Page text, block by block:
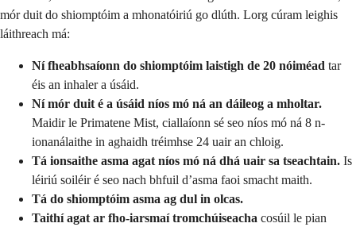
mór duit do shiomptóim a mhonatóiriú go dlúth. Lorg cúram leighis
láithreach má:
Ní fheabhsaíonn do shiomptóim laistigh de 20 nóiméad tar
éis an inhaler a úsáid.
Ní mór duit é a úsáid níos mó ná an dáileog a mholtar.
Maidir le Primatene Mist, ciallaíonn sé seo níos mó ná 8 n-
ionanálaithe in aghaidh tréimhse 24 uair an chloig.
Tá ionsaithe asma agat níos mó ná dhá uair sa tseachtain. Is
léiriú soiléir é seo nach bhfuil d’asma faoi smacht maith.
Tá do shiomptóim asma ag dul in olcas.
Taithí agat ar fho-iarsmaí tromchúiseacha cosúil le pian